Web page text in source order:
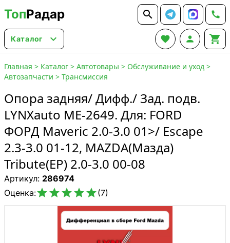
ТопРадар  
Каталог    
Главная > Каталог > Автотовары > Обслуживание и уход >
Автозапчасти > Трансмиссия
Опора задняя/ Дифф./ Зад. подв.
LYNXauto ME-2649. Для: FORD
ФОРД Maveric 2.0-3.0 01>/ Escape
2.3-3.0 01-12, MAZDA(Мазда)
Tribute(EP) 2.0-3.0 00-08
Артикул: 286974
Оценка:(7)